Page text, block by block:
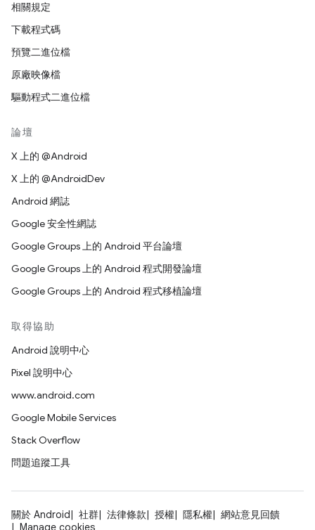
相關規定
下載程式碼
預覽二進位檔
原廠映像檔
驅動程式二進位檔
論壇
X 上的 @Android
X 上的 @AndroidDev
Android 網誌
Google 安全性網誌
Google Groups 上的 Android 平台論壇
Google Groups 上的 Android 程式開發論壇
Google Groups 上的 Android 程式移植論壇
取得協助
Android 說明中心
Pixel 說明中心
www.android.com
Google Mobile Services
Stack Overflow
問題追蹤工具
關於 Android 社群 法律條款 授權 隱私權
網站意見回饋
Manage cookies